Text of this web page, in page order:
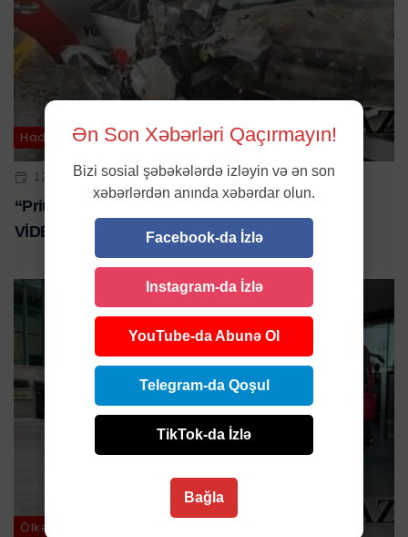
Hadisə
12 DEK 2023 | 16:56
“Prius”da köməksiz qalan gənc belə xilas edildi -
VİDEO
Ölkə
Ən Son Xəbərləri Qaçırmayın!
Bizi sosial şəbəkələrdə izləyin və ən son
xəbərlərdən anında xəbərdar olun.
Facebook-da İzlə
Instagram-da İzlə
YouTube-da Abunə Ol
Telegram-da Qoşul
TikTok-da İzlə
Bağla